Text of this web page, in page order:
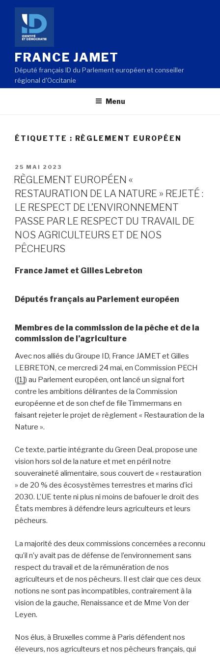
Aller
contenu
principal
FRANCE JAMET
Député français ID du Parlement européen et conseiller
régional d'Occitanie
Menu
ÉTIQUETTE : RÈGLEMENT EUROPÉEN
PUBLIÉ
LE
25 MAI 2023
RÈGLEMENT EUROPÉEN «
RESTAURATION DE LA NATURE » REJETÉ :
LE RESPECT DE L’ENVIRONNEMENT
PASSE PAR LE RESPECT DU TRAVAIL DE
NOS AGRICULTEURS ET DE NOS
PÊCHEURS
France Jamet et Gilles Lebreton
Députés français au Parlement européen
Membres de la commission de la pêche et de la
commission de l’agriculture
Avec nos alliés du Groupe ID, France JAMET et Gilles
LEBRETON, ce mercredi 24 mai, en Commission PECH
([1]) au Parlement européen, ont lancé un signal fort
contre les ambitions délirantes de la Commission
européenne et de son chef de file Timmermans en
faisant rejeter le projet de règlement « Restauration de la
Nature ».
Ce texte, partie intégrante du Green Deal, propose une
vision hors sol de la nature et met en péril notre
souveraineté alimentaire, sous couvert de « restauration
» de 20 % des écosystèmes terrestres et marins d’ici
2030. L’UE tente ni plus ni moins de bafouer le droit des
États membres à défendre leurs agriculteurs et leurs
pêcheurs.
La majorité des deux commissions concernées a reconnu
qu’il n’y avait pas de défense de l’environnement sans
respect du travail et de la rémunération de nos
agriculteurs et de nos pêcheurs. Il est clair que ces deux
notions ne sont pas incompatibles, contrairement à la
vision de la gauche, Renaissance et de Mme Von der
Leyen.
Nos élus, à Bruxelles comme à Paris défendent nos
éleveurs, nos agriculteurs et nos pêcheurs français, qui